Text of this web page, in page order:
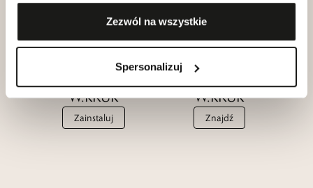
Zezwól na wszystkie
Spersonalizuj
W.KRUK
Zainstaluj
W.KRUK
Znajdź